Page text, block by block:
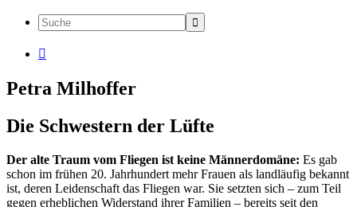

Petra Milhoffer
Die Schwestern der Lüfte
Der alte Traum vom Fliegen ist keine Männerdomäne: Es gab
schon im frühen 20. Jahrhundert mehr Frauen als landläufig bekannt
ist, deren Leidenschaft das Fliegen war. Sie setzten sich – zum Teil
gegen erheblichen Widerstand ihrer Familien – bereits seit den